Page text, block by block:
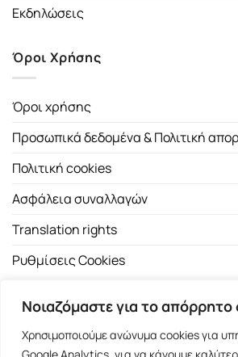
Νοιαζόμαστε για το απόρρητο
Χρησιμοποιούμε ανώνυμα cookies για
Εκδηλώσεις
Όροι Χρήσης
Όροι χρήσης
Προσωπικά δεδομένα & Πολιτική
Πολιτική cookies
Ασφάλεια συναλλαγών
Translation rights
Ρυθμίσεις Cookies